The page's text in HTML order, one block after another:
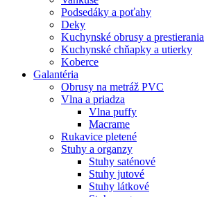
Podsedáky a poťahy
Deky
Kuchynské obrusy a prestierania
Kuchynské chňapky a utierky
Koberce
Galantéria
Obrusy na metráž PVC
Vlna a priadza
Vlna puffy
Macrame
Rukavice pletené
Stuhy a organzy
Stuhy saténové
Stuhy jutové
Stuhy látkové